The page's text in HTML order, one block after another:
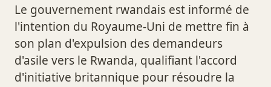
Le gouvernement rwandais est informé de
l'intention du Royaume-Uni de mettre fin à
son plan d'expulsion des demandeurs
d'asile vers le Rwanda, qualifiant l'accord
d'initiative britannique pour résoudre la